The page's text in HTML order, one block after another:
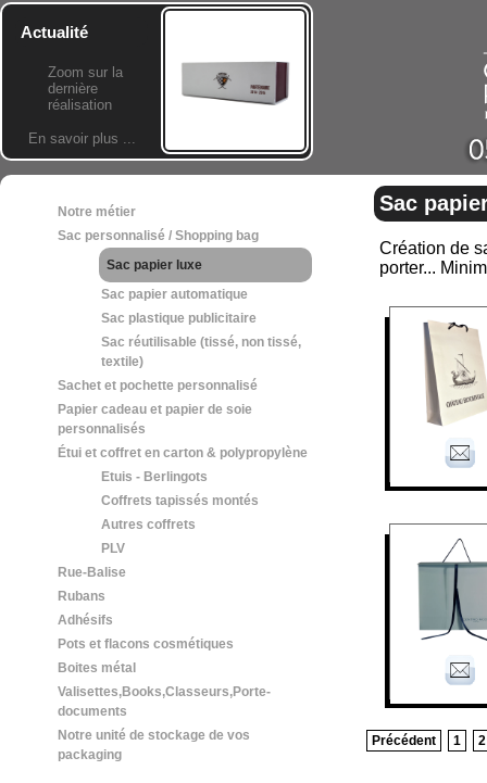
Actualité
Zoom sur la
dernière
réalisation
En savoir plus ...
Notre métier
Sac personnalisé / Shopping bag
Sac papier luxe
Sac papier automatique
Sac plastique publicitaire
Sac réutilisable (tissé, non tissé,
textile)
Sachet et pochette personnalisé
Papier cadeau et papier de soie
personnalisés
Étui et coffret en carton & polypropylène
Etuis - Berlingots
Coffrets tapissés montés
Autres coffrets
PLV
Rue-Balise
Rubans
Adhésifs
Pots et flacons cosmétiques
Boites métal
Valisettes,Books,Classeurs,Porte-
documents
Notre unité de stockage de vos
packaging
Sac
Création de
porter...
Précédent 1 2